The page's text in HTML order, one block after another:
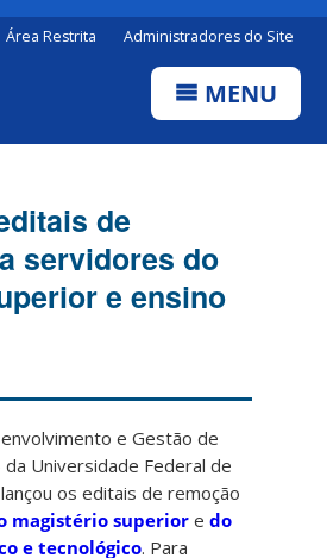
Área Restrita Administradores do Site
MENU
de
servidores do
e ensino
e Gestão de
Universidade Federal de
lançou os editais de remoção
magistério superior edo
e tecnológico. Para